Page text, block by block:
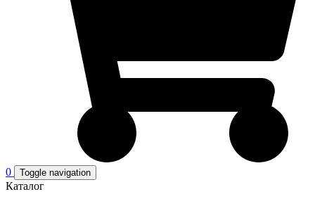
0 Toggle navigation
Каталог